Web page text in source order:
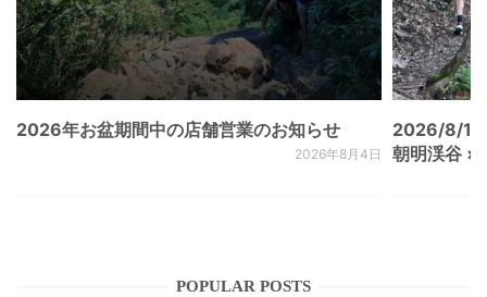
2026年お盆期間中の店舗営業のお知らせ
2026年8月4日
2026/8/
朝明渓谷 ×
POPULAR POSTS